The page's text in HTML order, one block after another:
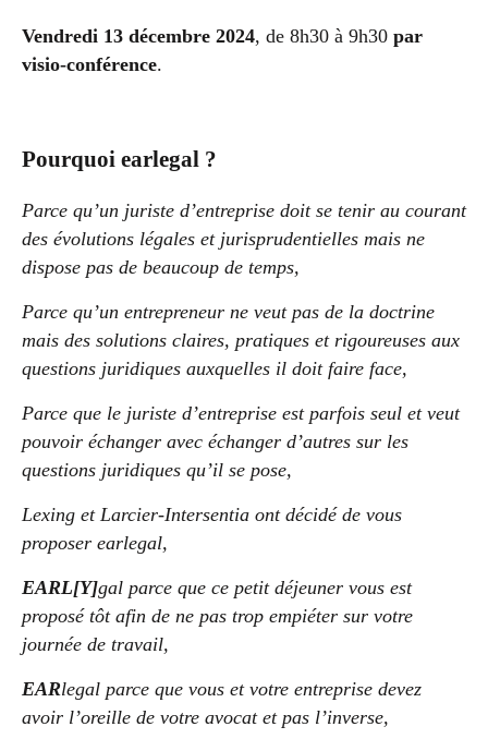
Vendredi 13 décembre 2024, de 8h30 à 9h30 par
visio-conférence.
Pourquoi earlegal ?
Parce qu’un juriste d’entreprise doit se tenir au courant
des évolutions légales et jurisprudentielles mais ne
dispose pas de beaucoup de temps,
Parce qu’un entrepreneur ne veut pas de la doctrine
mais des solutions claires, pratiques et rigoureuses aux
questions juridiques auxquelles il doit faire face,
Parce que le juriste d’entreprise est parfois seul et veut
pouvoir échanger avec échanger d’autres sur les
questions juridiques qu’il se pose,
Lexing et Larcier-Intersentia ont décidé de vous
proposer earlegal,
EARL[Y]gal parce que ce petit déjeuner vous est
proposé tôt afin de ne pas trop empiéter sur votre
journée de travail,
EARlegal parce que vous et votre entreprise devez
avoir l’oreille de votre avocat et pas l’inverse,